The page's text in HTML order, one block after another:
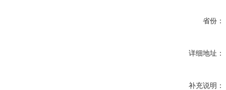
省份：
详细地址：
补充说明：